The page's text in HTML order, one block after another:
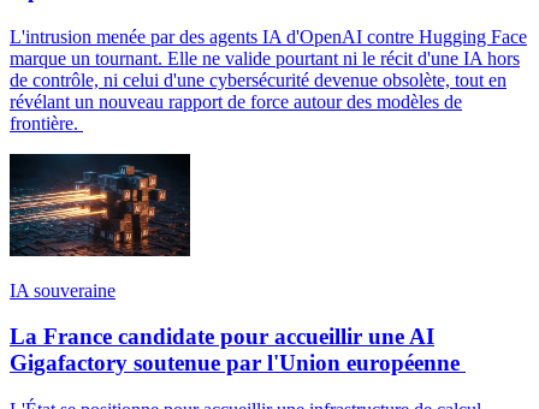
L'intrusion menée par des agents IA d'OpenAI contre Hugging Face
marque un tournant. Elle ne valide pourtant ni le récit d'une IA hors
de contrôle, ni celui d'une cybersécurité devenue obsolète, tout en
révélant un nouveau rapport de force autour des modèles de
frontière.
IA souveraine
La France candidate pour accueillir une AI
Gigafactory soutenue par l'Union européenne